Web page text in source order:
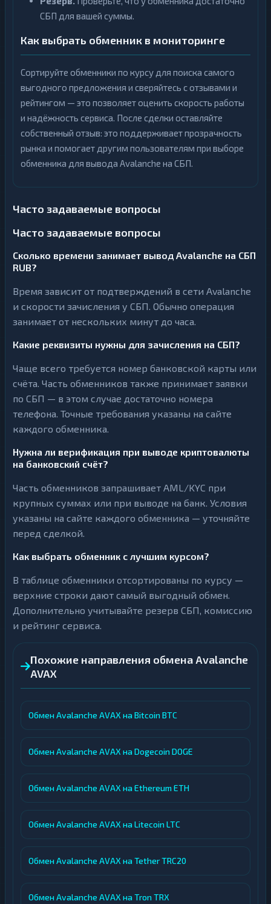
СБП для вашей суммы.
Как выбрать обменник в мониторинге
Сортируйте обменники по курсу для поиска самого
выгодного предложения и сверяйтесь с отзывами и
рейтингом — это позволяет оценить скорость работы
и надёжность сервиса. После сделки оставляйте
собственный отзыв: это поддерживает прозрачность
рынка и помогает другим пользователям при выборе
обменника для вывода Avalanche на СБП.
Часто задаваемые вопросы
Часто задаваемые вопросы
Сколько времени занимает вывод Avalanche на СБП
RUB?
Время зависит от подтверждений в сети Avalanche
и скорости зачисления у СБП. Обычно операция
занимает от нескольких минут до часа.
Какие реквизиты нужны для зачисления на СБП?
Чаще всего требуется номер банковской карты или
счёта. Часть обменников также принимает заявки
по СБП — в этом случае достаточно номера
телефона. Точные требования указаны на сайте
каждого обменника.
Нужна ли верификация при выводе криптовалюты
на банковский счёт?
Часть обменников запрашивает AML/KYC при
крупных суммах или при выводе на банк. Условия
указаны на сайте каждого обменника — уточняйте
перед сделкой.
Как выбрать обменник с лучшим курсом?
В таблице обменники отсортированы по курсу —
верхние строки дают самый выгодный обмен.
Дополнительно учитывайте резерв СБП, комиссию
и рейтинг сервиса.
Похожие направления обмена Avalanche
AVAX
Обмен Avalanche AVAX на Bitcoin BTC
Обмен Avalanche AVAX на Dogecoin DOGE
Обмен Avalanche AVAX на Ethereum ETH
Обмен Avalanche AVAX на Litecoin LTC
Обмен Avalanche AVAX на Tether TRC20
Обмен Avalanche AVAX на Tron TRX